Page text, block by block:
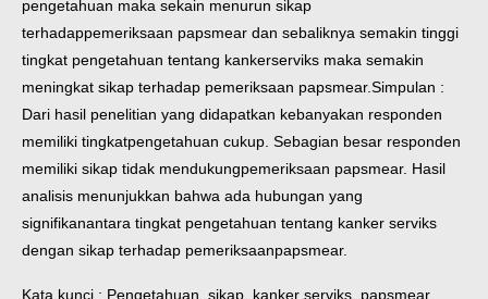
pengetahuan maka sekain menurun sikap
terhadappemeriksaan papsmear dan sebaliknya semakin tinggi
tingkat pengetahuan tentang kankerserviks maka semakin
meningkat sikap terhadap pemeriksaan papsmear.Simpulan :
Dari hasil penelitian yang didapatkan kebanyakan responden
memiliki tingkatpengetahuan cukup. Sebagian besar responden
memiliki sikap tidak mendukungpemeriksaan papsmear. Hasil
analisis menunjukkan bahwa ada hubungan yang
signifikanantara tingkat pengetahuan tentang kanker serviks
dengan sikap terhadap pemeriksaanpapsmear.
Kata kunci : Pengetahuan, sikap, kanker serviks, papsmear